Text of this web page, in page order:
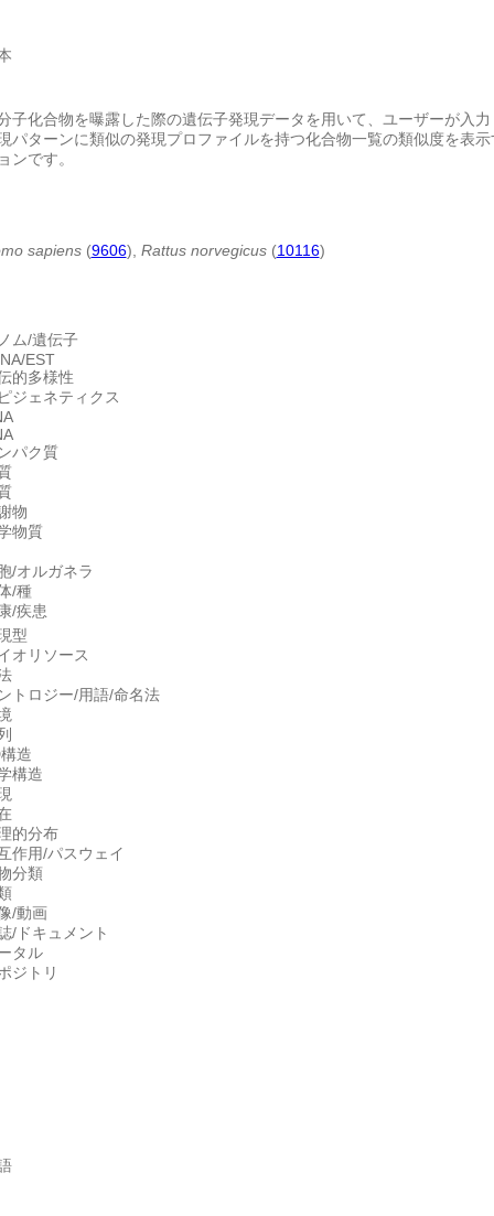
子化合物を曝露した際の遺伝子発現データを用いて、ユーザーが入
パターンに類似の発現プロファイルを持つ化合物一覧の類似度を表
ンです。
sapiens(9606), Rattus norvegicus(10116)
ム/遺伝子
EST
的多様性
ジェネティクス
パク質
物
物質
/オルガネラ
/種
/疾患
型
オリソース
トロジー/用語/命名法
造
構造
的分布
作用/パスウェイ
分類
/動画
/ドキュメント
タル
ジトリ